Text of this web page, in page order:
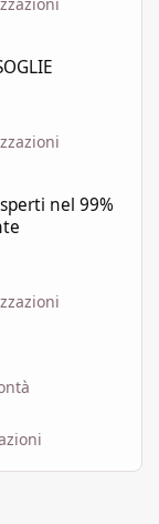
nel 99%